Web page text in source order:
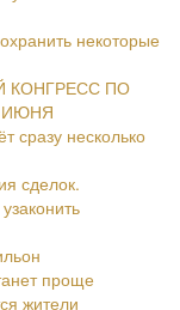
некоторые
КОНГРЕСС ПО
ИЮНЯ
сразу несколько
сделок.
проще
жители